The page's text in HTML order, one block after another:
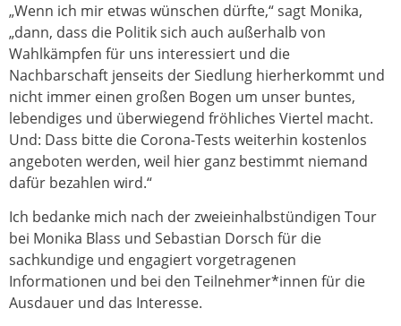
„Wenn ich mir etwas wünschen dürfte,“ sagt Monika,
„dann, dass die Politik sich auch außerhalb von
Wahlkämpfen für uns interessiert und die
Nachbarschaft jenseits der Siedlung hierherkommt und
nicht immer einen großen Bogen um unser buntes,
lebendiges und überwiegend fröhliches Viertel macht.
Und: Dass bitte die Corona-Tests weiterhin kostenlos
angeboten werden, weil hier ganz bestimmt niemand
dafür bezahlen wird.“
Ich bedanke mich nach der zweieinhalbstündigen Tour
bei Monika Blass und Sebastian Dorsch für die
sachkundige und engagiert vorgetragenen
Informationen und bei den Teilnehmer*innen für die
Ausdauer und das Interesse.